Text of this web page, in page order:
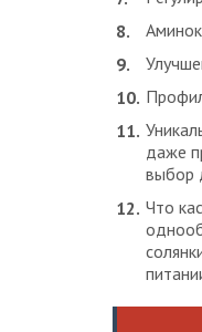
даже
выбор
Что